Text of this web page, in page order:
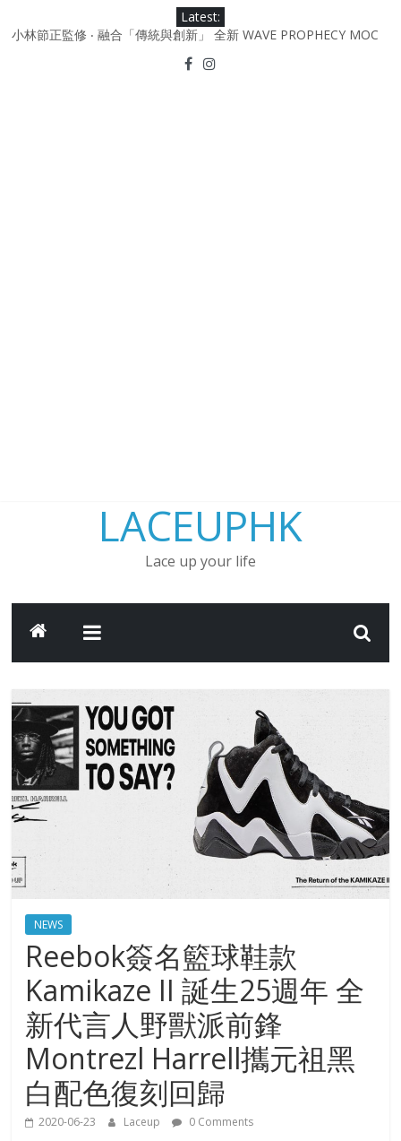
to
Latest:
小林節正監修 ‧ 融合「傳統與創新」 全新 WAVE PROPHECY MOC
Under Armour Curry 12最新簽名鞋升級登場 Curry USA 夢幻配色
LACEUPHK
Lace up your life
NEWS
Reebok簽名籃球鞋款
Kamikaze II 誕生25週年 全
新代言人野獸派前鋒
Montrezl Harrell攜元祖黑
白配色復刻回歸
2020-06-23 Laceup 0 Comments